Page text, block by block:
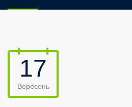
17
Вересень